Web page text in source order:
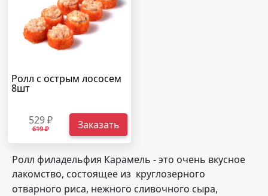
Ролл с острым лососем
8шт
529 ₽
619 ₽ Заказать
Ролл филадельфия Карамель - это очень вкусное
лакомство, состоящее из круглозерного
отварного риса, нежного сливочного сыра,